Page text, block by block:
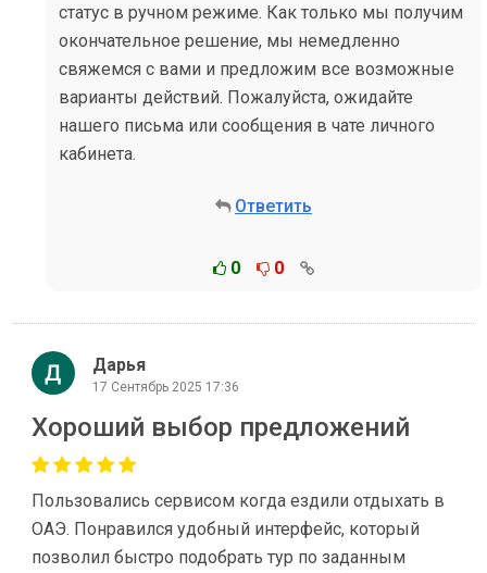
статус в ручном режиме. Как только мы получим
окончательное решение, мы немедленно
свяжемся с вами и предложим все возможные
варианты действий. Пожалуйста, ожидайте
нашего письма или сообщения в чате личного
кабинета.
Ответить
0 0
Дарья
17 Сентябрь 2025 17:36
Хороший выбор предложений
Пользовались сервисом когда ездили отдыхать в
ОАЭ. Понравился удобный интерфейс, который
позволил быстро подобрать тур по заданным